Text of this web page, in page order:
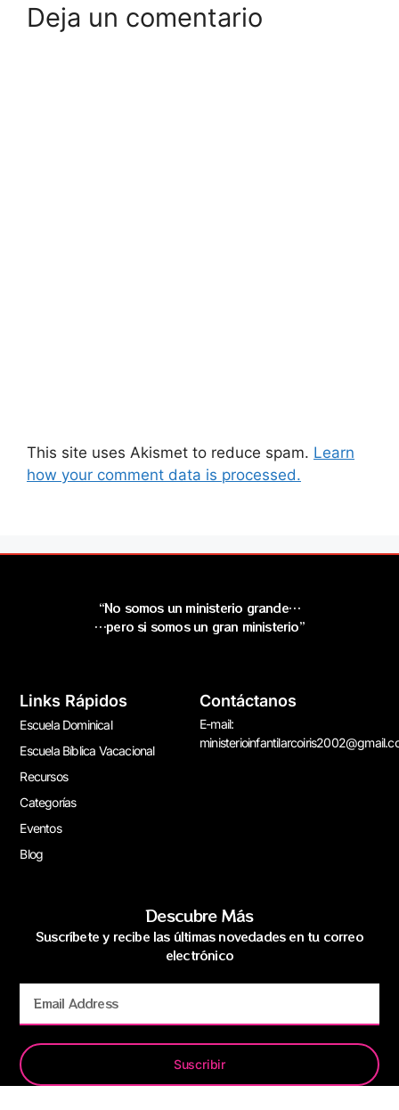
Deja un comentario
This site uses Akismet to reduce spam. Learn
how your comment data is processed.
“No somos un ministerio grande…
…pero si somos un gran ministerio”
Links Rápidos
Escuela Dominical
Escuela Bíblica Vacacional
Recursos
Categorías
Eventos
Blog
Contáctanos
E-mail:
Descubre Más
Suscríbete y recibe las últimas novedades en tu correo
electrónico
Suscribir